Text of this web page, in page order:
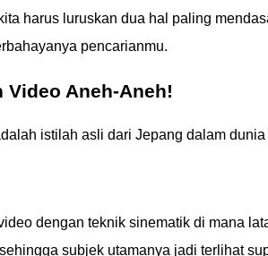
harus luruskan dua hal paling
pencarianmu.
Aneh-Aneh!
istilah asli dari Jepang dalam
dengan teknik sinematik di mana
subjek utamanya jadi terlihat